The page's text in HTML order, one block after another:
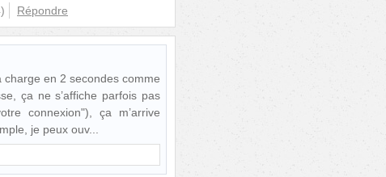
) Répondre
en 2 secondes comme
ça ne s’affiche parfois pas
connexion"), ça m’arrive
je peux ouv